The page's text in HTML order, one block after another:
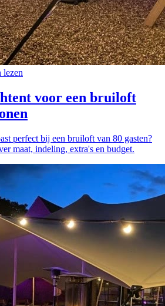
lezen
voor een bruiloft
perfect bij een bruiloft van 80 gasten?
maat, indeling, extra's en budget.